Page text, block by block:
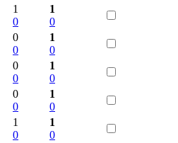
1
0
1
0
0
0
1
0
0
0
1
0
0
0
1
0
1
0
1
0